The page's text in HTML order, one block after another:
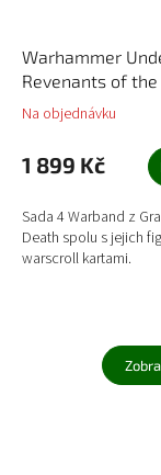
Warhammer
Revenants of
Na objednávku
1 899 Kč
Sada 4 Warband z
Death spolu s jejich
warscroll kartami.